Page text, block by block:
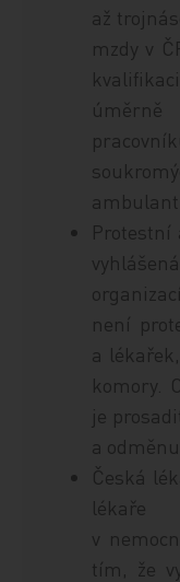
až
mzdy v
Protestní
není
a
komory.
je
a
Česká
v
tím, že